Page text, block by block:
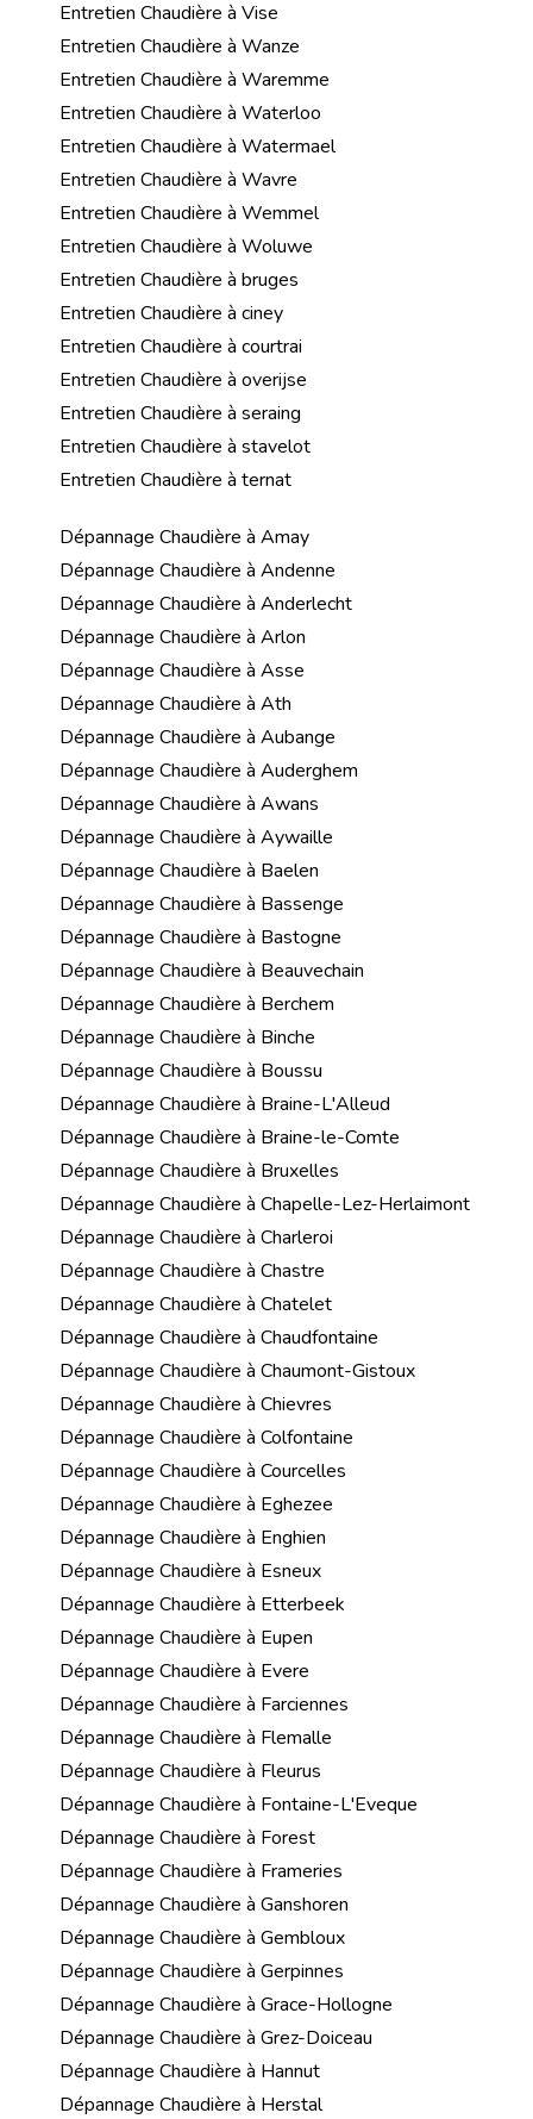
Entretien Chaudière à Vise
Entretien Chaudière à Wanze
Entretien Chaudière à Waremme
Entretien Chaudière à Waterloo
Entretien Chaudière à Watermael
Entretien Chaudière à Wavre
Entretien Chaudière à Wemmel
Entretien Chaudière à Woluwe
Entretien Chaudière à bruges
Entretien Chaudière à ciney
Entretien Chaudière à courtrai
Entretien Chaudière à overijse
Entretien Chaudière à seraing
Entretien Chaudière à stavelot
Entretien Chaudière à ternat
Dépannage Chaudière à Amay
Dépannage Chaudière à Andenne
Dépannage Chaudière à Anderlecht
Dépannage Chaudière à Arlon
Dépannage Chaudière à Asse
Dépannage Chaudière à Ath
Dépannage Chaudière à Aubange
Dépannage Chaudière à Auderghem
Dépannage Chaudière à Awans
Dépannage Chaudière à Aywaille
Dépannage Chaudière à Baelen
Dépannage Chaudière à Bassenge
Dépannage Chaudière à Bastogne
Dépannage Chaudière à Beauvechain
Dépannage Chaudière à Berchem
Dépannage Chaudière à Binche
Dépannage Chaudière à Boussu
Dépannage Chaudière à Braine-L'Alleud
Dépannage Chaudière à Braine-le-Comte
Dépannage Chaudière à Bruxelles
Dépannage Chaudière à Chapelle-Lez-Herlaimont
Dépannage Chaudière à Charleroi
Dépannage Chaudière à Chastre
Dépannage Chaudière à Chatelet
Dépannage Chaudière à Chaudfontaine
Dépannage Chaudière à Chaumont-Gistoux
Dépannage Chaudière à Chievres
Dépannage Chaudière à Colfontaine
Dépannage Chaudière à Courcelles
Dépannage Chaudière à Eghezee
Dépannage Chaudière à Enghien
Dépannage Chaudière à Esneux
Dépannage Chaudière à Etterbeek
Dépannage Chaudière à Eupen
Dépannage Chaudière à Evere
Dépannage Chaudière à Farciennes
Dépannage Chaudière à Flemalle
Dépannage Chaudière à Fleurus
Dépannage Chaudière à Fontaine-L'Eveque
Dépannage Chaudière à Forest
Dépannage Chaudière à Frameries
Dépannage Chaudière à Ganshoren
Dépannage Chaudière à Gembloux
Dépannage Chaudière à Gerpinnes
Dépannage Chaudière à Grace-Hollogne
Dépannage Chaudière à Grez-Doiceau
Dépannage Chaudière à Hannut
Dépannage Chaudière à Herstal